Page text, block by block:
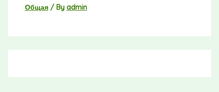
Общая/ By admin